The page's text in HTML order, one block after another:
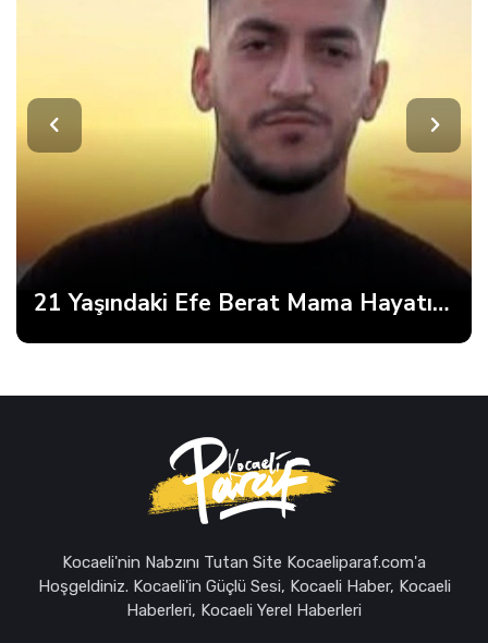
21 Yaşındaki Efe Berat Mama Hayatını Kaybetti
Kocaeli'nin Nabzını Tutan Site Kocaeliparaf.com'a
Hoşgeldiniz. Kocaeli'in Güçlü Sesi, Kocaeli Haber, Kocaeli
Haberleri, Kocaeli Yerel Haberleri